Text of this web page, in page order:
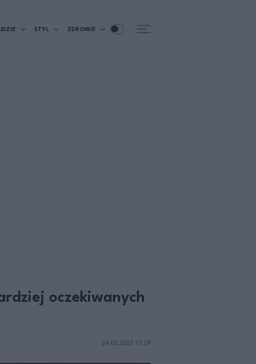
STYL ZDROWIE
oczekiwanych
24.05.2022 15:29